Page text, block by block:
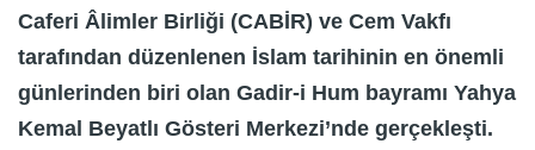
Caferi Âlimler Birliği (CABİR) ve Cem Vakfı
tarafından düzenlenen İslam tarihinin en önemli
günlerinden biri olan Gadir-i Hum bayramı Yahya
Kemal Beyatlı Gösteri Merkezi’nde gerçekleşti.